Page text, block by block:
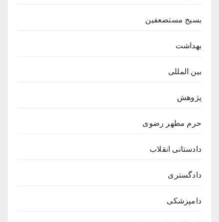
بسیج مستضعفین
بهداشت
بین المللی
پژوهش
حرم مطهر رضوی
دادستانی انقلاب
دادگستری
دامپزشکی